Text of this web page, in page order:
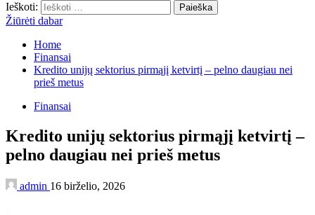
Ieškoti:
Žiūrėti dabar
Home
Finansai
Kredito unijų sektorius pirmąjį ketvirtį – pelno daugiau nei
prieš metus
Finansai
Kredito unijų sektorius pirmąjį ketvirtį –
pelno daugiau nei prieš metus
admin 16 birželio, 2026